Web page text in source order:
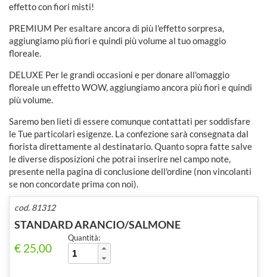
effetto con fiori misti!
PREMIUM Per esaltare ancora di più l'effetto sorpresa,
aggiungiamo più fiori e quindi più volume al tuo omaggio
floreale.
DELUXE Per le grandi occasioni e per donare all'omaggio
floreale un effetto WOW, aggiungiamo ancora più fiori e quindi
più volume.
Saremo ben lieti di essere comunque contattati per soddisfare
le Tue particolari esigenze. La confezione sarà consegnata dal
fiorista direttamente al destinatario. Quanto sopra fatte salve
le diverse disposizioni che potrai inserire nel campo note,
presente nella pagina di conclusione dell'ordine (non vincolanti
se non concordate prima con noi).
cod. 81312
STANDARD ARANCIO/SALMONE
€ 25,00
Quantità: